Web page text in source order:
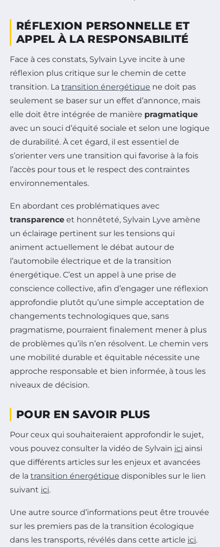
RÉFLEXION PERSONNELLE ET
APPEL À LA RESPONSABILITÉ
Face à ces constats, Sylvain Lyve incite à une
réflexion plus critique sur le chemin de cette
transition. La transition énergétique ne doit pas
seulement se baser sur un effet d’annonce, mais
elle doit être intégrée de manière pragmatique
avec un souci d’équité sociale et selon une logique
de durabilité. À cet égard, il est essentiel de
s’orienter vers une transition qui favorise à la fois
l’accès pour tous et le respect des contraintes
environnementales.
En abordant ces problématiques avec
transparence et honnêteté, Sylvain Lyve amène
un éclairage pertinent sur les tensions qui
animent actuellement le débat autour de
l’automobile électrique et de la transition
énergétique. C’est un appel à une prise de
conscience collective, afin d’engager une réflexion
approfondie plutôt qu’une simple acceptation de
changements technologiques que, sans
pragmatisme, pourraient finalement mener à plus
de problèmes qu’ils n’en résolvent. Le chemin vers
une mobilité durable et équitable nécessite une
approche responsable et bien informée, à tous les
niveaux de décision.
POUR EN SAVOIR PLUS
Pour ceux qui souhaiteraient approfondir le sujet,
vous pouvez consulter la vidéo de Sylvain ici ainsi
que différents articles sur les enjeux et avancées
de la transition énergétique disponibles sur le lien
suivant ici.
Une autre source d’informations peut être trouvée
sur les premiers pas de la transition écologique
dans les transports, révélés dans cette article ici.